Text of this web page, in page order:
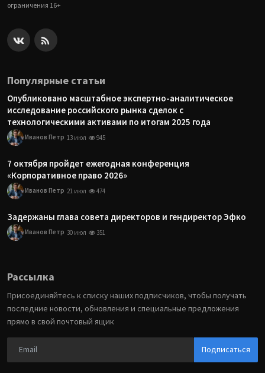
ограничения 16+
Популярные статьи
Опубликовано масштабное экспертно-аналитическое
исследование российского рынка сделок с
технологическими активами по итогам 2025 года
Иванов Петр 13 июл 945
7 октября пройдет ежегодная конференция
«Корпоративное право 2026»
Иванов Петр 21 июл 474
Задержаны глава совета директоров и гендиректор Эфко
Иванов Петр 30 июл 351
Рассылка
Присоединяйтесь к списку наших подписчиков, чтобы получать
последние новости, обновления и специальные предложения
прямо в свой почтовый ящик
Подписаться